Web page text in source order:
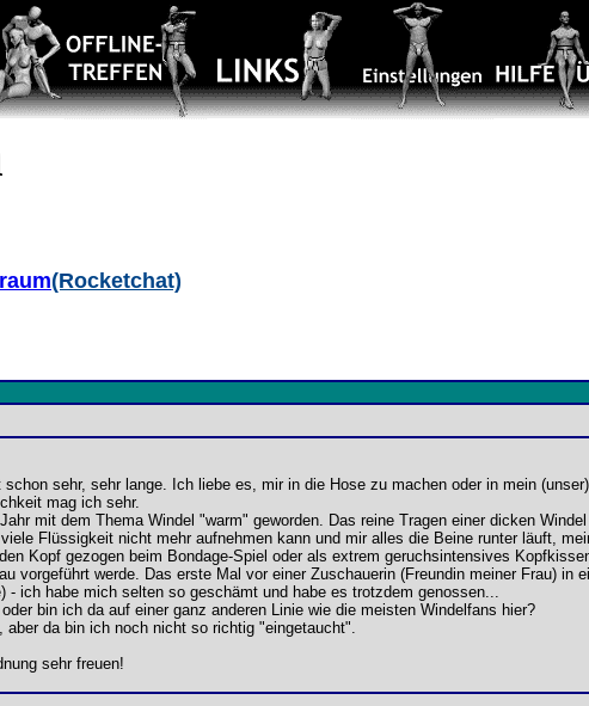
(Rocketchat)
sehr, sehr lange. Ich liebe es, mir in die Hose zu machen oder in mein
mag ich sehr.
mit dem Thema Windel "warm" geworden. Das reine Tragen einer dicken
Flüssigkeit nicht mehr aufnehmen kann und mir alles die Beine runter läuft,
Kopf gezogen beim Bondage-Spiel oder als extrem geruchsintensives
vorgeführt werde. Das erste Mal vor einer Zuschauerin (Freundin meiner Frau) in
- ich habe mich selten so geschämt und habe es trotzdem genossen...
bin ich da auf einer ganz anderen Linie wie die meisten Windelfans hier?
aber da bin ich noch nicht so richtig "eingetaucht".
sehr freuen!